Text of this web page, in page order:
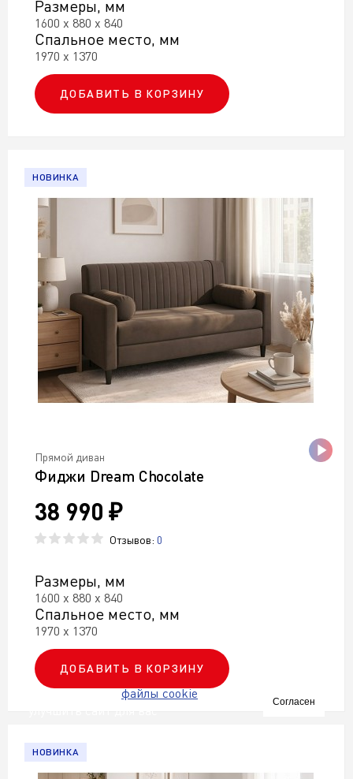
Размеры, мм
1600 х 880 х 840
Спальное место, мм
1970 х 1370
ДОБАВИТЬ В КОРЗИНУ
Прямой диван
Фиджи Dream Chocolate
38 990 ₽
Отзывов: 0
Размеры, мм
1600 х 880 х 840
Спальное место, мм
1970 х 1370
ДОБАВИТЬ В КОРЗИНУ
НОВИНКА
НОВИНКА
Мы используемфайлы cookieчтобы
Согласен